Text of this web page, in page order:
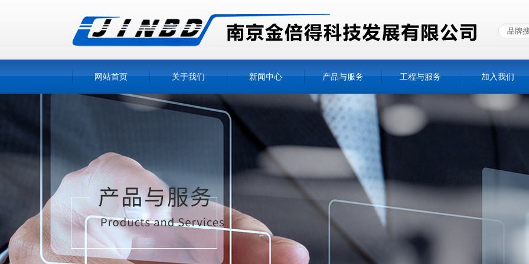
网站首页 关于我们 新闻中心 产品与服务 工程与服务 加入我们